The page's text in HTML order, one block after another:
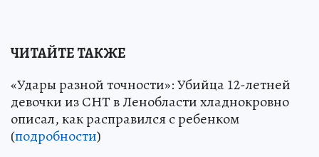
ЧИТАЙТЕ ТАКЖЕ
«Удары разной точности»: Убийца 12-летней
девочки из СНТ в Ленобласти хладнокровно
описал, как расправился с ребенком
(подробности)